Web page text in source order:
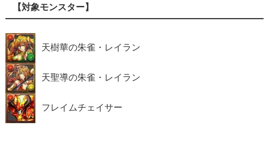
【対象モンスター】
天樹華の朱雀・レイラン
天聖導の朱雀・レイラン
フレイムチェイサー